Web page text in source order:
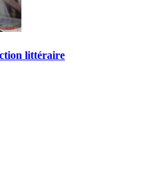
littéraire